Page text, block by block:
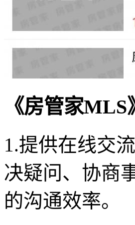
《房管家
1.提供在线交
决疑问、协商
的沟通效率。